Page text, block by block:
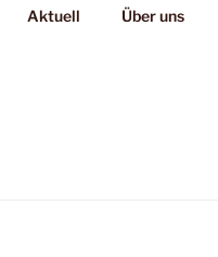
Aktuell Über uns